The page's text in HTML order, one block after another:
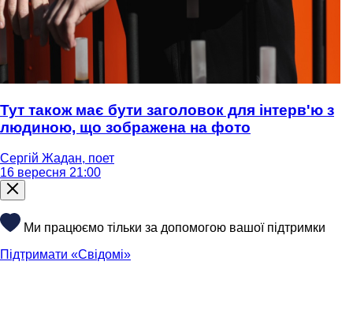
Тут також має бути заголовок для інтерв'ю з
людиною, що зображена на фото
Сергій Жадан, поет
16 вересня 21:00
Ми працюємо тільки за допомогою вашої підтримки
Підтримати «Свідомі»